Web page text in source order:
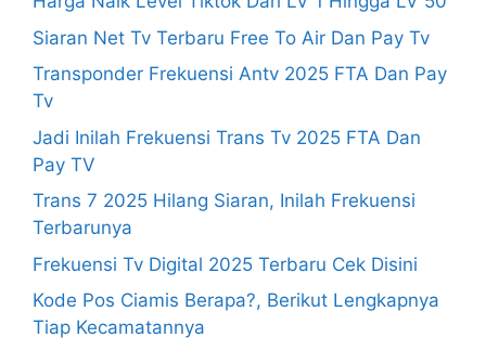
Siaran Net Tv Terbaru Free To Air Dan Pay Tv
Transponder Frekuensi Antv 2025 FTA Dan Pay
Tv
Jadi Inilah Frekuensi Trans Tv 2025 FTA Dan
Pay TV
Trans 7 2025 Hilang Siaran, Inilah Frekuensi
Terbarunya
Frekuensi Tv Digital 2025 Terbaru Cek Disini
Kode Pos Ciamis Berapa?, Berikut Lengkapnya
Tiap Kecamatannya